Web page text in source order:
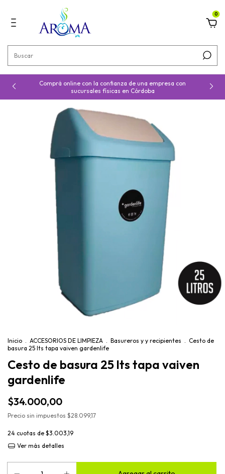
0
Comprá online con la confianza de una empresa con
sucursales físicas en Córdoba
Inicio . ACCESORIOS DE LIMPIEZA . Basureros y y recipientes . Cesto de
basura 25 lts tapa vaiven gardenlife
Cesto de basura 25 lts tapa vaiven
gardenlife
$34.000,00
Precio sin impuestos $28.099,17
24 cuotas de $3.003,19
Ver más detalles